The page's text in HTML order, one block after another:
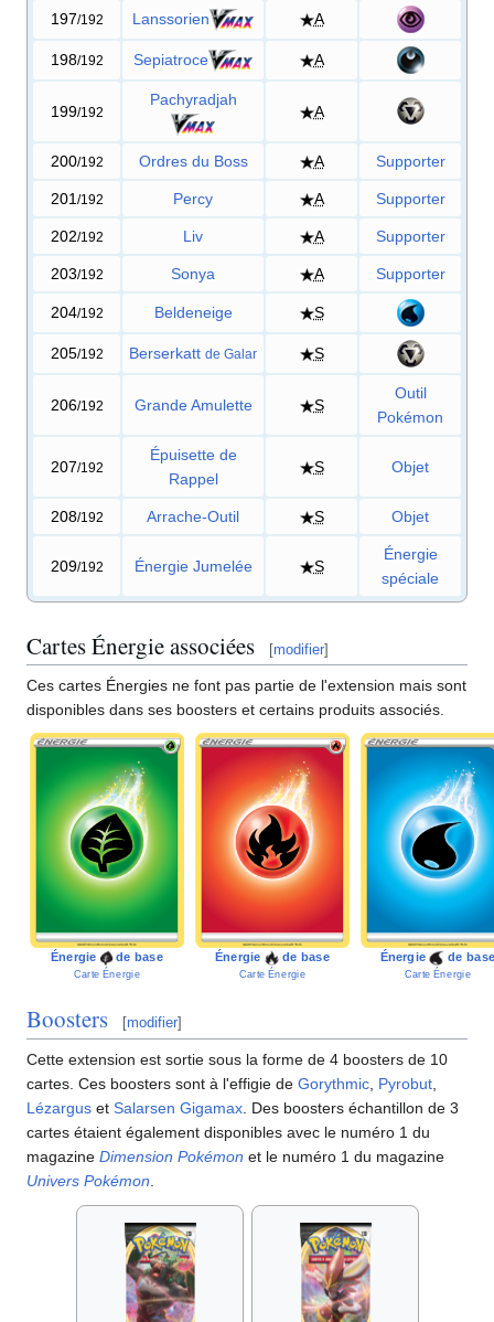
197/192 Lanssorien A
198/192 Sepiatroce A
199/192
Pachyradjah
A
200/192 Ordres du Boss A Supporter
201 /192 Percy A Supporter
202/192 Liv A Supporter
203/192 Sonya A Supporter
204/192 Beldeneige S
205/192 Berserkatt de Galar S
206/192 Grande Amulette S
Outil
Pokémon
207/192
Épuisette de
Rappel
S Objet
208/192 Arrache-Outil S Objet
209/192 Énergie Jumelée S
Énergie
spéciale
Cartes Énergie associées [modifier]
Ces cartes Énergies ne font pas partie de l'extension mais sont
disponibles dans ses boosters et certains produits associés.
Énergie de base
Carte Énergie
Énergie de base
Carte Énergie
Énergie de
Carte Énergie
Boosters [modifier]
Cette extension est sortie sous la forme de 4 boosters de 10
cartes. Ces boosters sont à l'effigie de Gorythmic Pyrobut
Lézargus et Salarsen Gigamax . Des boosters échantillon de 3
cartes étaient également disponibles avec le numéro 1 du
magazine Dimension Pokémon et le numéro 1 du magazine
Univers Pokémon